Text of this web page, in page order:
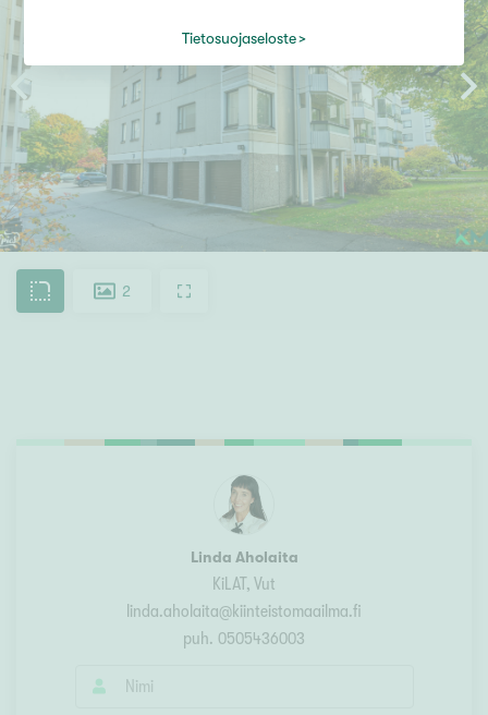
2
Linda Aholaita
KiLAT, Vut
linda.aholaita@kiinteistomaailma.fi
puh. 0505436003
Tietosuojaseloste